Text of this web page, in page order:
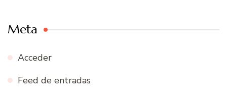
Meta
Acceder
Feed de entradas